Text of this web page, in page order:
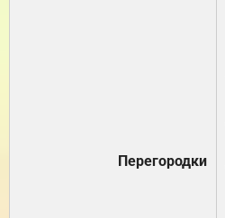
Перегородки